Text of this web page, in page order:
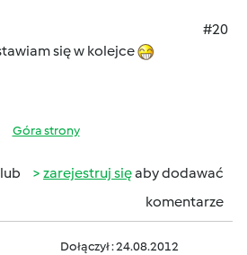
#20
się w kolejce
Góra strony
lub zarejestruj sięaby dodawać
komentarze
Dołączył : 24.08.2012